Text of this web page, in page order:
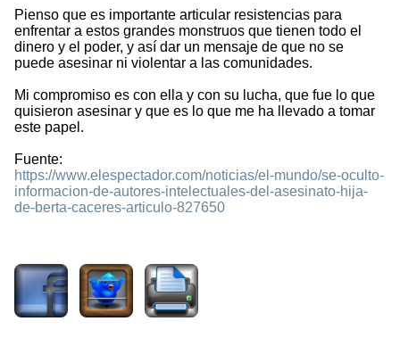
Pienso que es importante articular resistencias para
enfrentar a estos grandes monstruos que tienen todo el
dinero y el poder, y así dar un mensaje de que no se
puede asesinar ni violentar a las comunidades.
Mi compromiso es con ella y con su lucha, que fue lo que
quisieron asesinar y que es lo que me ha llevado a tomar
este papel.
Fuente:
https://www.elespectador.com/noticias/el-mundo/se-oculto-
informacion-de-autores-intelectuales-del-asesinato-hija-
de-berta-caceres-articulo-827650